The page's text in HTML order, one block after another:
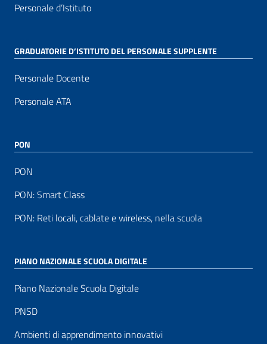
Personale d’Istituto
GRADUATORIE D’ISTITUTO DEL PERSONALE SUPPLENTE
Personale Docente
Personale ATA
PON
PON
PON: Smart Class
PON: Reti locali, cablate e wireless, nella scuola
PIANO NAZIONALE SCUOLA DIGITALE
Piano Nazionale Scuola Digitale
PNSD
Ambienti di apprendimento innovativi